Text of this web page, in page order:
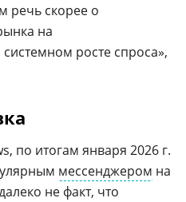
речь скорее о
на
росте спроса»,
по итогам января 2026 г.
мессенджером на
не факт, что